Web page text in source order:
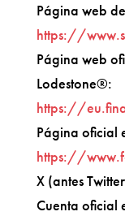
Página web
https://
Página web
Lodestone®:
https://
Página oficial
https://
X (antes
Cuenta oficial